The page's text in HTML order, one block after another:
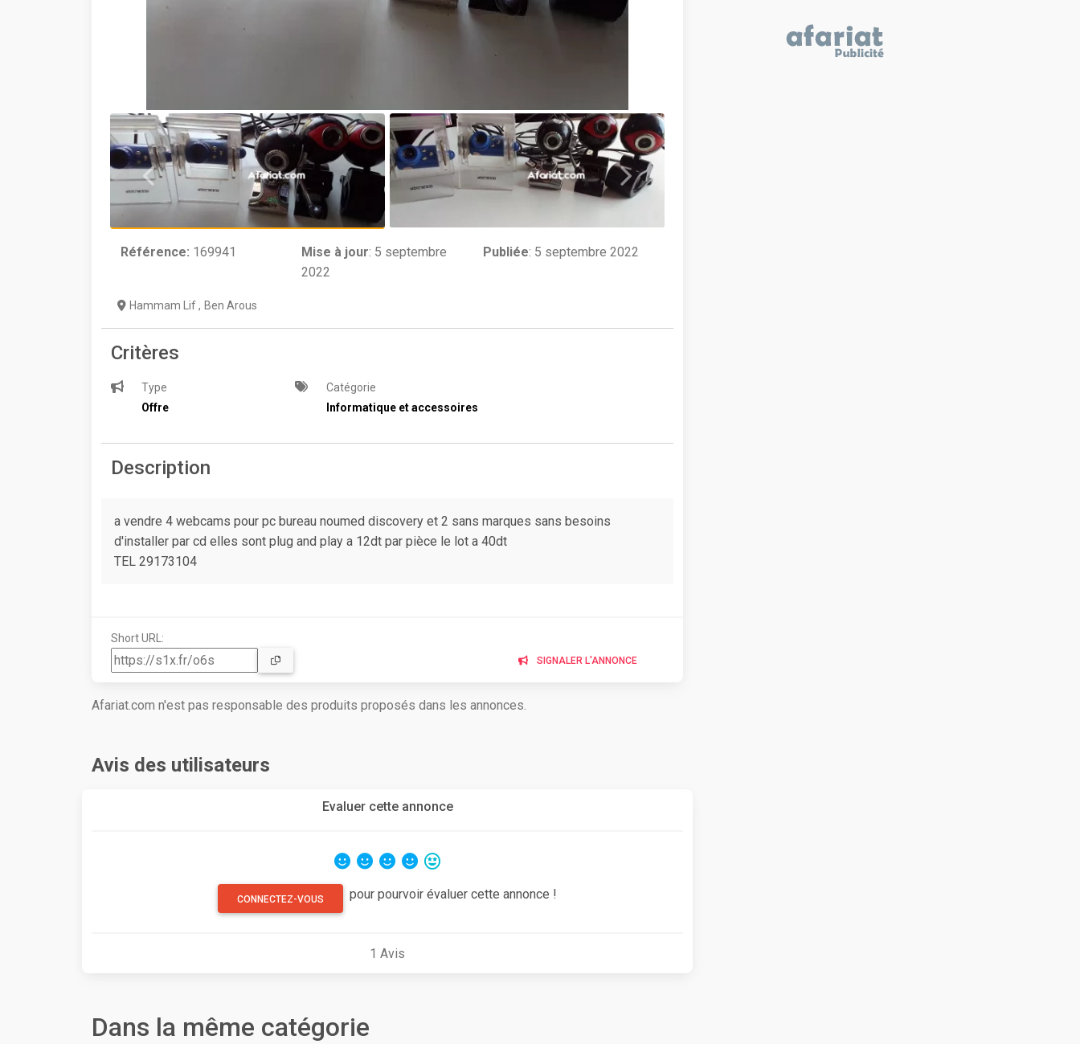
Référence: 169941 Mise à jour: 5 septembre
2022
Publiée: 5 septembre 2022
Hammam Lif, Ben Arous
Critères
Type
Offre
Catégorie
Informatique et accessoires
Description
a vendre 4 webcams pour pc bureau noumed discovery et 2 sans marques sans besoins
d'installer par cd elles sont plug and play a 12dt par pièce le lot a 40dt
TEL 29173104
Short URL:
SIGNALER L'ANNONCE
Afariat.com n'est pas responsable des produits proposés dans les annonces.
Avis des utilisateurs
Evaluer cette annonce
CONNECTEZ-VOUS pour pourvoir évaluer cette annonce !
1 Avis
Dans la même catégorie